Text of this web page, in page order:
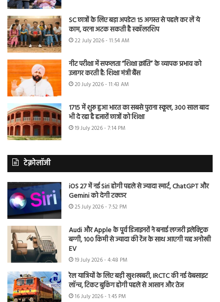
SC छात्रों के लिए बड़ा अपडेट! 15 अगस्त से पहले कर लें ये
काम, वरना अटक सकती है स्कॉलरशिप
22 July 2026 - 11:54 AM
नीट परीक्षा में सफलता “शिक्षा क्रांति” के व्यापक प्रभाव को
उजागर करती है: शिक्षा मंत्री बैंस
20 July 2026 - 11:43 AM
1715 में शुरू हुआ भारत का सबसे पुराना स्कूल, 300 साल बाद
भी दे रहा है हजारों छात्रों को शिक्षा
19 July 2026 - 7:14 PM
टेक्नोलॉजी
iOS 27 में नई Siri होगी पहले से ज्यादा स्मार्ट, ChatGPT और
Gemini को देगी टक्कर
25 July 2026 - 7:52 PM
Audi और Apple के पूर्व डिजाइनरों ने बनाई लग्जरी इलेक्ट्रिक
बग्गी, 100 किमी से ज्यादा की रेंज के साथ आएगी यह अनोखी
EV
19 July 2026 - 4:48 PM
रेल यात्रियों के लिए बड़ी खुशखबरी, IRCTC की नई वेबसाइट
लॉन्च, टिकट बुकिंग होगी पहले से आसान और तेज
16 July 2026 - 1:45 PM